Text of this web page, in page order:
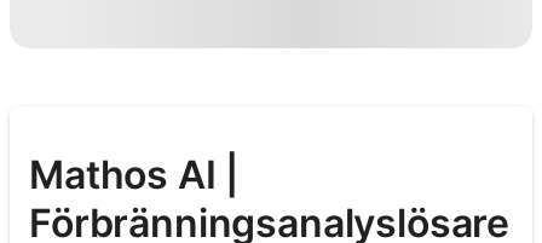
Mathos AI |
Förbränningsanalyslösare